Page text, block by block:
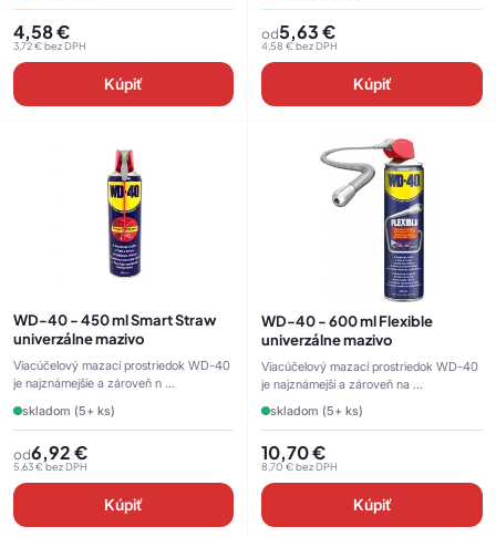
4,58€
3,72€bez DPH
Kúpiť
od5,63€
4,58 €bez DPH
Kúpiť
WD-40 - 450 ml Smart Straw
univerzálne mazivo
Viacúčelový mazací prostriedok WD-40
je najznámejšie a zároveň n ...
skladom (5+ ks)
od6,92€
5,63€bez DPH
Kúpiť
WD-40 - 600 ml Flexible
univerzálne mazivo
Viacúčelový mazací prostriedok WD-40
je najznámejší a zároveň na ...
skladom (5+ ks)
10,70€
8,70€bez DPH
Kúpiť